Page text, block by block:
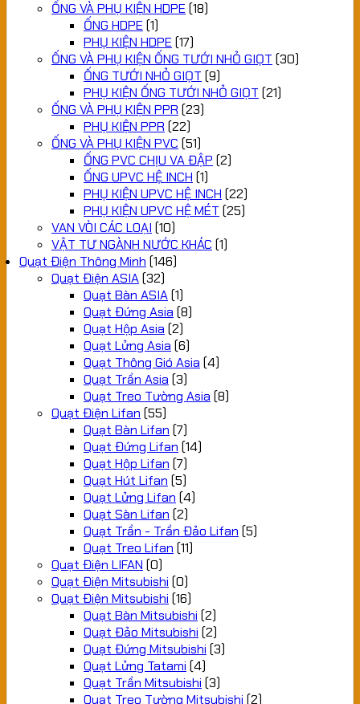
ỐNG VÀ PHỤ KIỆN HDPE (18)
ỐNG HDPE (1)
PHỤ KIỆN HDPE (17)
ỐNG VÀ PHỤ KIỆN ỐNG TƯỚI NHỎ GIỌT (30)
ỐNG TƯỚI NHỎ GIỌT (9)
PHỤ KIỆN ỐNG TƯỚI NHỎ GIỌT (21)
ỐNG VÀ PHỤ KIỆN PPR (23)
PHỤ KIỆN PPR (22)
ỐNG VÀ PHỤ KIỆN PVC (51)
ỐNG PVC CHỊU VA ĐẬP (2)
ỐNG UPVC HỆ INCH (1)
PHỤ KIỆN UPVC HỆ INCH (22)
PHỤ KIỆN UPVC HỆ MÉT (25)
VAN VÒI CÁC LOẠI (10)
VẬT TƯ NGÀNH NƯỚC KHÁC (1)
Quạt Điện Thông Minh (146)
Quạt Điện ASIA(32)
Quạt Bàn ASIA(1)
Quạt Đứng Asia (8)
Quạt Hộp Asia (2)
Quạt Lửng Asia (6)
Quạt Thông Gió Asia (4)
Quạt Trần Asia (3)
Quạt Treo Tường Asia (8)
Quạt Điện Lifan (55)
Quạt Bàn Lifan (7)
Quạt Đứng Lifan (14)
Quạt Hộp Lifan (7)
Quạt Hút Lifan (5)
Quạt Lửng Lifan (4)
Quạt Sàn Lifan (2)
Quạt Trần - Trần Đảo Lifan (5)
Quạt Treo Lifan (11)
Quạt Điện LIFAN (0)
Quạt Điện Mitsubishi (0)
Quạt Điện Mitsubishi (16)
Quạt Bàn Mitsubishi (2)
Quạt Đảo Mitsubishi (2)
Quạt Đứng Mitsubishi (3)
Quạt Lửng Tatami (4)
Quạt Trần Mitsubishi (3)
Quạt Treo Tường Mitsubishi (2)